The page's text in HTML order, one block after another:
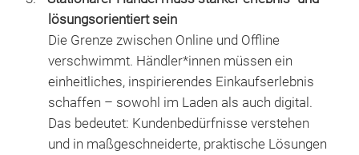
lösungsorientiert sein
Die Grenze zwischen Online und Offline
verschwimmt. Händler*innen müssen ein
einheitliches, inspirierendes Einkaufserlebnis
schaffen – sowohl im Laden als auch digital.
Das bedeutet: Kundenbedürfnisse verstehen
und in maßgeschneiderte, praktische Lösungen